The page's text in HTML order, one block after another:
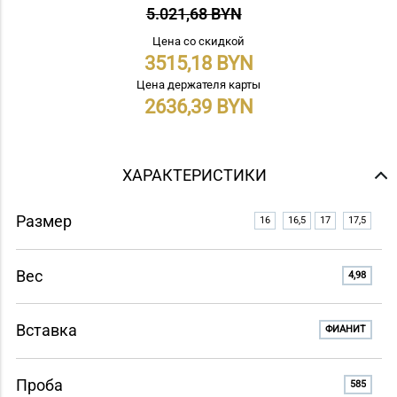
5.021,68 BYN
Цена со скидкой
3515,18
Цена держателя карты
2636,39
ХАРАКТЕРИСТИКИ
Размер 16 16,5 17 17,5
Вес 4,98
Вставка ФИАНИТ
Проба 585